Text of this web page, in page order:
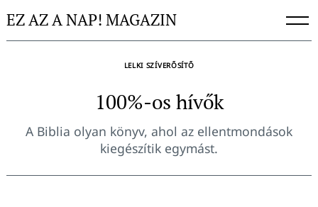
toEZ AZ A NAP! MAGAZIN
LELKI SZÍVERŐSÍTŐ
100%-os hívők
A Biblia olyan könyv, ahol az ellentmondások
kiegészítik egymást.